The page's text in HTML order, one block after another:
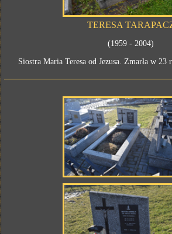
TERESA
(1959 - 2004)
Siostra Maria Teresa od Jezusa. Zmarła w 23